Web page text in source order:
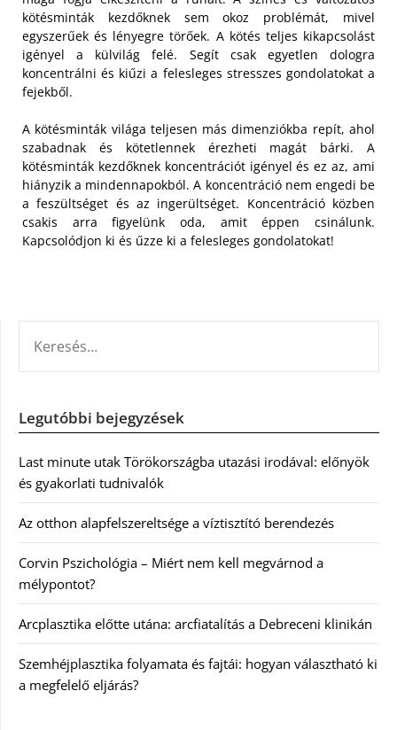
kötésminták kezdőknek sem okoz problémát, mivel
egyszerűek és lényegre törőek. A kötés teljes kikapcsolást
igényel a külvilág felé. Segít csak egyetlen dologra
koncentrálni és kiűzi a felesleges stresszes gondolatokat a
fejekből.
A kötésminták világa teljesen más dimenziókba repít, ahol
szabadnak és kötetlennek érezheti magát bárki. A
kötésminták kezdőknek koncentrációt igényel és ez az, ami
hiányzik a mindennapokból. A koncentráció nem engedi be
a feszültséget és az ingerültséget. Koncentráció közben
csakis arra figyelünk oda, amit éppen csinálunk.
Kapcsolódjon ki és űzze ki a felesleges gondolatokat!
Legutóbbi bejegyzések
Last minute utak Törökországba utazási irodával: előnyök
és gyakorlati tudnivalók
Az otthon alapfelszereltsége a víztisztító berendezés
Corvin Pszichológia – Miért nem kell megvárnod a
mélypontot?
Arcplasztika előtte utána: arcfiatalítás a Debreceni klinikán
Szemhéjplasztika folyamata és fajtái: hogyan választható ki
a megfelelő eljárás?